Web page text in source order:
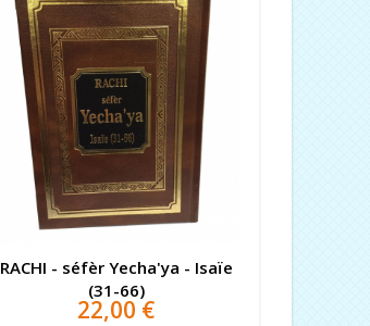
RACHI - séfèr Yecha'ya - Isaïe
(31-66)
22,00 €